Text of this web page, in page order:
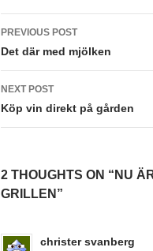
Post
navigation
PREVIOUS POST
Det där med mjölken
NEXT POST
Köp vin direkt på gården
2 THOUGHTS ON “NU
GRILLEN”
christer svanberg